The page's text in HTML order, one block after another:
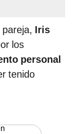
Iris
los
personal
tenido